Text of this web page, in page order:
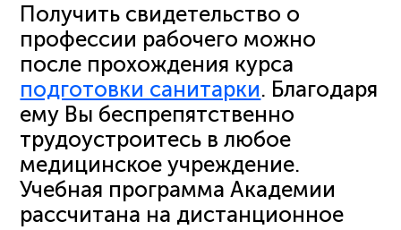
Получить свидетельство о
профессии рабочего можно
после прохождения курса
подготовки санитарки. Благодаря
ему Вы беспрепятственно
трудоустроитесь в любое
медицинское учреждение.
Учебная программа Академии
рассчитана на дистанционное